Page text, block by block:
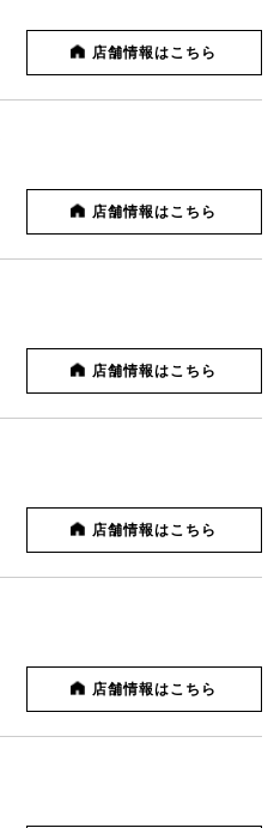
店舗情報はこちら
店舗情報はこちら
店舗情報はこちら
店舗情報はこちら
店舗情報はこちら